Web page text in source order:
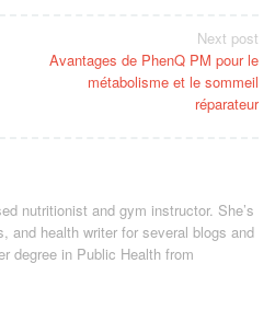
Next post
Avantages de PhenQ PM pour le
métabolisme et le sommeil
réparateur
nutritionist and gym instructor. She’s
and health writer for several blogs and
degree in Public Health from